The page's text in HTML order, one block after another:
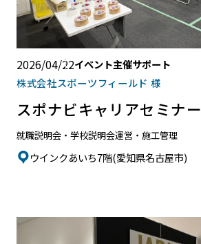
2026/04/22イベント主催サポート
株式会社スポーツフィールド 様
スポナビキャリアセミナー
就職説明会・学校説明会運営・施工管理
ウインクあいち7階(愛知県名古屋市)